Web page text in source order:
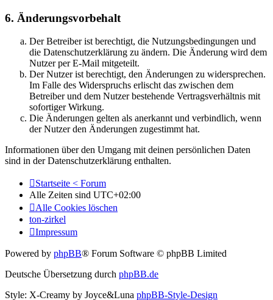
6. Änderungsvorbehalt
Der Betreiber ist berechtigt, die Nutzungsbedingungen und
die Datenschutzerklärung zu ändern. Die Änderung wird dem
Nutzer per E-Mail mitgeteilt.
Der Nutzer ist berechtigt, den Änderungen zu widersprechen.
Im Falle des Widerspruchs erlischt das zwischen dem
Betreiber und dem Nutzer bestehende Vertragsverhältnis mit
sofortiger Wirkung.
Die Änderungen gelten als anerkannt und verbindlich, wenn
der Nutzer den Änderungen zugestimmt hat.
Informationen über den Umgang mit deinen persönlichen Daten
sind in der Datenschutzerklärung enthalten.
Startseite < Forum
Alle Zeiten sind UTC+02:00
Alle Cookies löschen
ton-zirkel
Impressum
Powered by phpBB® Forum Software © phpBB Limited
Deutsche Übersetzung durch phpBB.de
Style: X-Creamy by Joyce&Luna phpBB-Style-Design